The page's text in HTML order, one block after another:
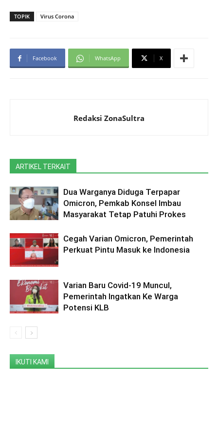
TOPIK Virus Corona
Facebook WhatsApp X
Redaksi ZonaSultra
ARTIKEL TERKAIT
Dua Warganya Diduga Terpapar
Omicron, Pemkab Konsel Imbau
Masyarakat Tetap Patuhi Prokes
Cegah Varian Omicron, Pemerintah
Perkuat Pintu Masuk ke Indonesia
Varian Baru Covid-19 Muncul,
Pemerintah Ingatkan Ke Warga
Potensi KLB
IKUTI KAMI